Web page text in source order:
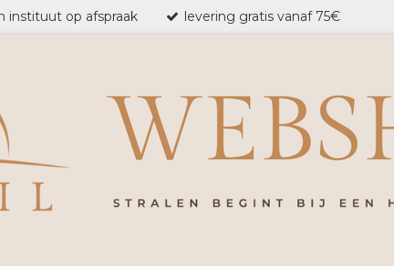
instituut op afspraak levering gratis vanaf 75€